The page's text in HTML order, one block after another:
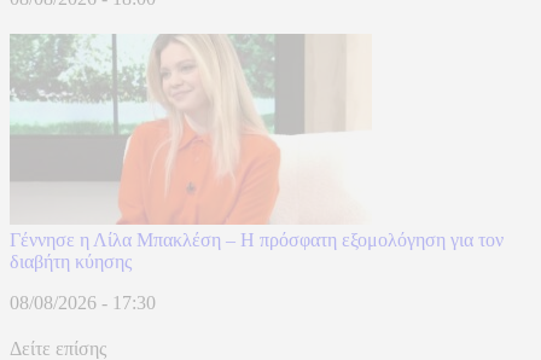
Γέννησε η Λίλα Μπακλέση – Η πρόσφατη εξομολόγηση για τον
διαβήτη κύησης
08/08/2026 - 17:30
Δείτε επίσης